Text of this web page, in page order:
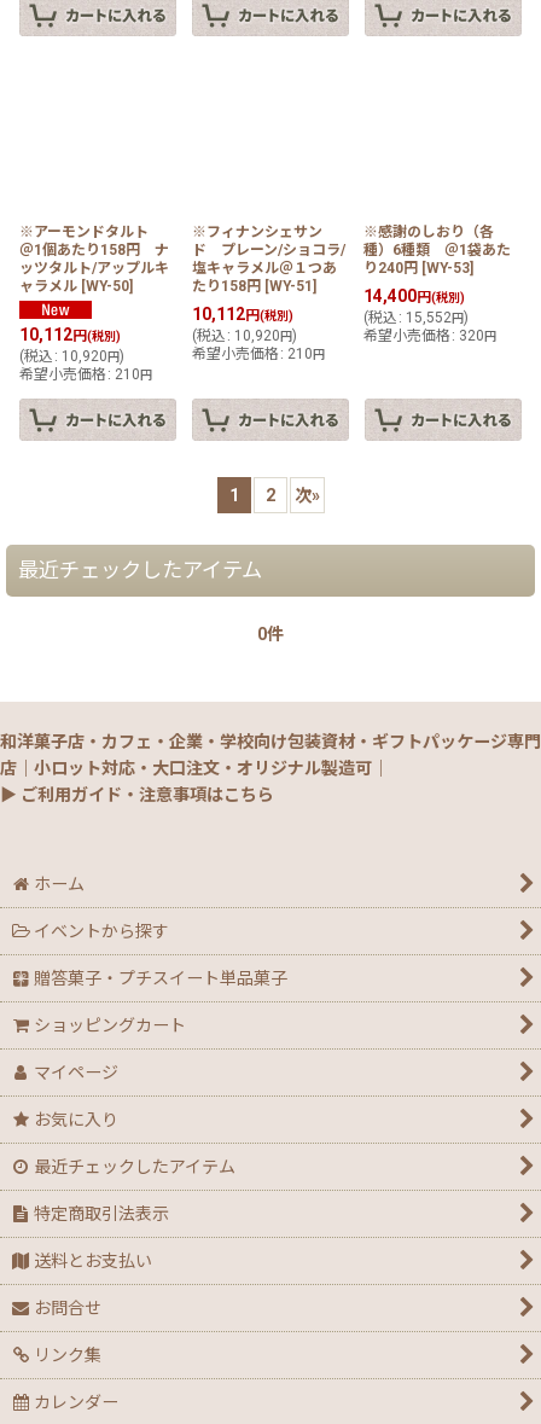
※アーモンドタルト
＠1個あたり158円 ナ
ッツタルト/アップルキ
ャラメル [WY-50]
10,112円(税別)
(税込 : 10,920 円)
希望小売価格 : 210 円
※フィナンシェサン
ド プレーン/ショコラ/
塩キャラメル＠１つあ
たり158円 [WY-51]
10,112円(税別)
(税込 : 10,920 円)
希望小売価格 : 210 円
※感謝のしおり（各
種）6種類 ＠1袋あた
り240円 [WY-53]
14,400円(税別)
(税込 : 15,552円)
希望小売価格 : 320円
1 2 次»
最近チェックしたアイテム
0件
和洋菓子店・カフェ・企業・学校向け包装資材・ギフトパッケージ専門
店｜小ロット対応・大口注文・オリジナル製造可｜
▶ ご利用ガイド・注意事項はこちら
ホーム
イベントから探す
贈答菓子・プチスイート単品菓子
ショッピングカート
マイページ
お気に入り
最近チェックしたアイテム
特定商取引法表示
送料とお支払い
お問合せ
リンク集
カレンダー